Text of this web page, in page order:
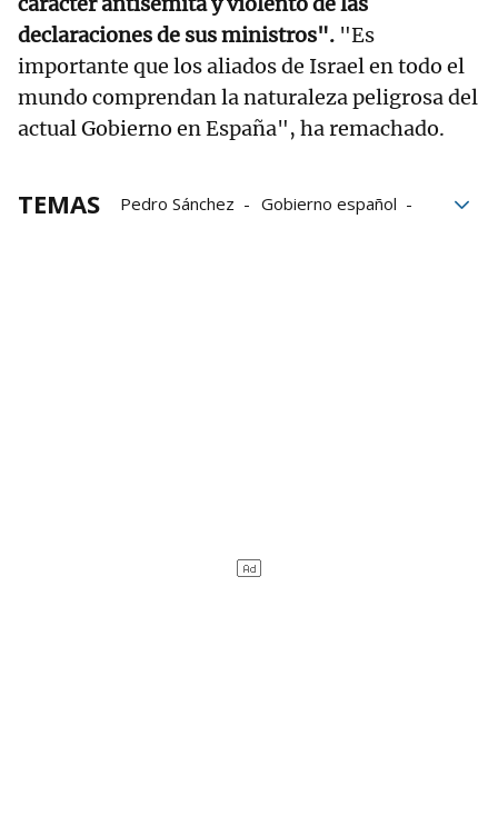
declaraciones de sus ministros". "Es
importante que los aliados de Israel en todo el
mundo comprendan la naturaleza peligrosa del
actual Gobierno en España", ha remachado.
TEMAS Pedro Sánchez
Gobierno español